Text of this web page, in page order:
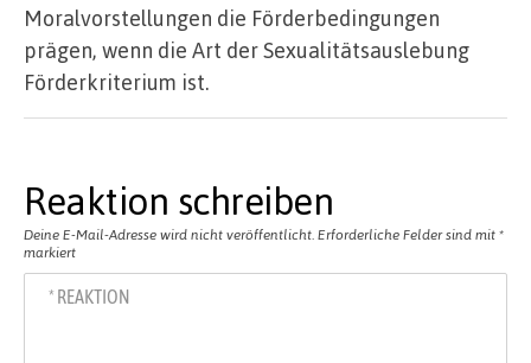
Moralvorstellungen die Förderbedingungen
prägen, wenn die Art der Sexualitätsauslebung
Förderkriterium ist.
Reaktion schreiben
Deine E-Mail-Adresse wird nicht veröffentlicht. Erforderliche Felder sind mit *
markiert